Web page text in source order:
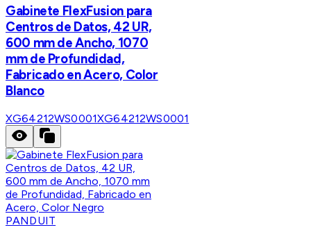
Gabinete FlexFusion para
Centros de Datos, 42 UR,
600 mm de Ancho, 1070
mm de Profundidad,
Fabricado en Acero, Color
Blanco
XG64212WS0001XG64212WS0001
PANDUIT